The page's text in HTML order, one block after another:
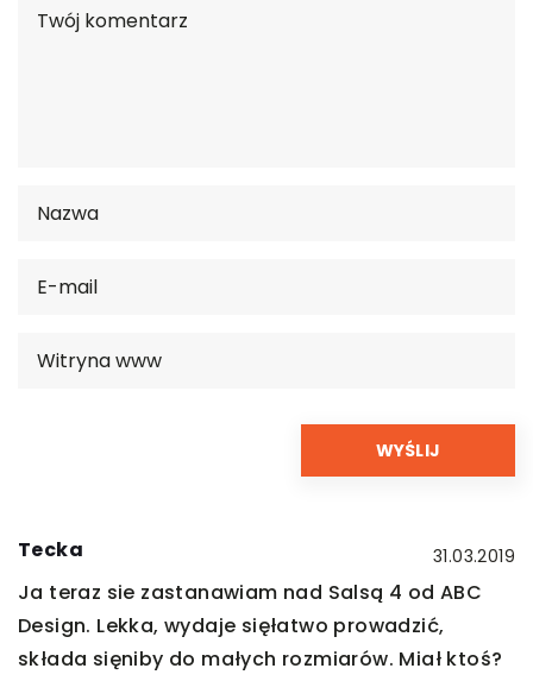
Tecka 31.03.2019
Ja teraz sie zastanawiam nad Salsą 4 od ABC
Design. Lekka, wydaje sięłatwo prowadzić,
składa sięniby do małych rozmiarów. Miał ktoś?